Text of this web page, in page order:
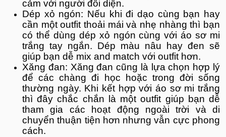
cảm với người đối diện.
Dép xỏ ngón: Nếu khi đi dạo cùng bạn hay
cần một outfit thoải mái và nhẹ nhàng thì bạn
có thể dùng dép xỏ ngón cùng với áo sơ mi
trắng tay ngắn. Dép màu nâu hay đen sẽ
giúp bạn dễ mix and match với outfit hơn.
Xăng đan: Xăng đan cũng là lựa chọn hợp lý
để các chàng đi học hoặc trong đời sống
thường ngày. Khi kết hợp với áo sơ mi trắng
thì đây chắc chắn là một outfit giúp bạn dễ
tham gia các hoạt động ngoài trời và di
chuyển thuận tiện hơn nhưng vẫn cực phong
cách.